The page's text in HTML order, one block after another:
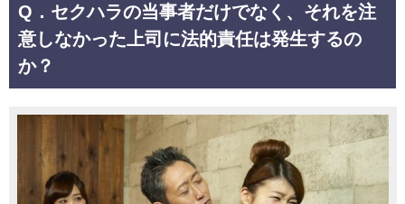
Q．セクハラの当事者だけでなく、それを注
意しなかった上司に法的責任は発生するの
か？